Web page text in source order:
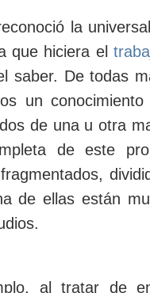
la
que hiciera el
saber. De todas
un
de una u otra
de este
de ellas están
al tratar de